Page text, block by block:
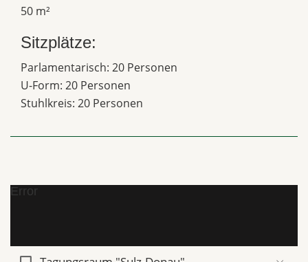
50 m²
Sitzplätze:
Parlamentarisch: 20 Personen
U-Form: 20 Personen
Stuhlkreis: 20 Personen
Error